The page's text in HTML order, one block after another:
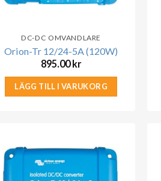
DC-DC OMVANDLARE
Orion-Tr 12/24-5A (120W)
895.00 kr
LÄGG TILL I VARUKORG